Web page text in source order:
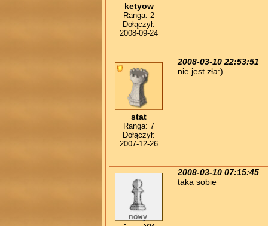
ketyow
Ranga: 2
Dołączył:
2008-09-24
stat
Ranga: 7
Dołączył:
2007-12-26
2008-03-10 22:53:51
nie jest zła:)
2008-03-10 07:15:45
taka sobie